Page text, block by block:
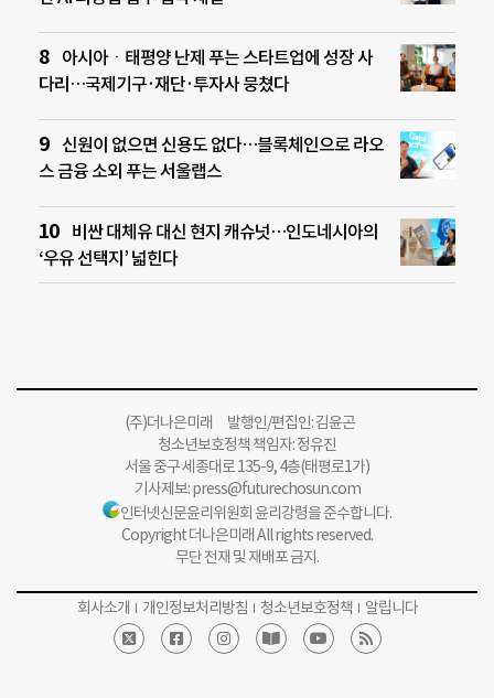
아시아ㆍ태평양 난제 푸는 스타트업에 성장 사
다리…국제기구·재단·투자사 뭉쳤다
신원이 없으면 신용도 없다…블록체인으로 라오
스 금융 소외 푸는 서울랩스
비싼 대체유 대신 현지 캐슈넛…인도네시아의
‘우유 선택지’ 넓힌다
(주)더나은미래 발행인/편집인: 김윤곤
청소년보호정책 책임자: 정유진
서울 중구 세종대로 135-9, 4층(태평로1가)
기사제보:press@futurechosun.com
인터넷신문윤리위원회 윤리강령을 준수합니다.
Copyright 더나은미래 All rights reserved.
무단 전재 및 재배포 금지.
회사소개 개인정보처리방침 청소년보호정책 알립니다